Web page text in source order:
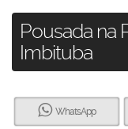
Pousada na
Imbituba
WhatsApp